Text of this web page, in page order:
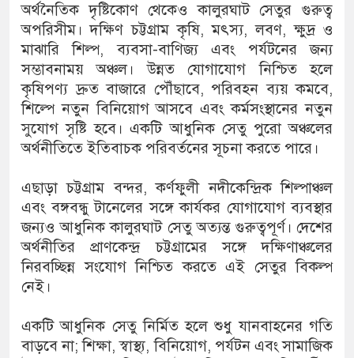
অর্থনৈতিক দৃষ্টিকোণ থেকেও কালুরঘাট সেতুর গুরুত্ব
অপরিসীম। দক্ষিণ চট্টগ্রাম কৃষি, মৎস্য, লবণ, ক্ষুদ্র ও
মাঝারি শিল্প, ব্যবসা-বাণিজ্য এবং পর্যটনের জন্য
সম্ভাবনাময় অঞ্চল। উন্নত যোগাযোগ নিশ্চিত হলে
কৃষিপণ্য দ্রুত বাজারে পৌঁছাবে, পরিবহন ব্যয় কমবে,
শিল্পে নতুন বিনিয়োগ আসবে এবং কর্মসংস্থানের নতুন
সুযোগ সৃষ্টি হবে। একটি আধুনিক সেতু পুরো অঞ্চলের
অর্থনীতিতে ইতিবাচক পরিবর্তনের সূচনা করতে পারে।
এছাড়া চট্টগ্রাম বন্দর, কর্ণফুলী নদীকেন্দ্রিক শিল্পাঞ্চল
এবং বঙ্গবন্ধু টানেলের সঙ্গে কার্যকর যোগাযোগ ব্যবস্থার
জন্যও আধুনিক কালুরঘাট সেতু অত্যন্ত গুরুত্বপূর্ণ। দেশের
অর্থনীতির প্রাণকেন্দ্র চট্টগ্রামের সঙ্গে দক্ষিণাঞ্চলের
নিরবচ্ছিন্ন সংযোগ নিশ্চিত করতে এই সেতুর বিকল্প
নেই।
একটি আধুনিক সেতু নির্মিত হলে শুধু যানবাহনের গতি
বাড়বে না; শিক্ষা, স্বাস্থ্য, বিনিয়োগ, পর্যটন এবং সামাজিক